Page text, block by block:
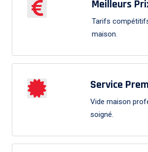
Meilleurs
Tarifs
maison.
Service
Vide maison
soigné.